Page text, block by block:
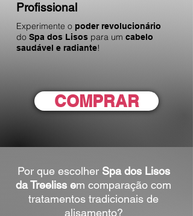
Profissional
Experimente o poder revolucionário
do Spa dos Lisos para um cabelo
saudável e radiante!
COMPRAR
Por que escolherSpa dos Lisos
da Treeliss em comparação com
tratamentos tradicionais de
alisamento?